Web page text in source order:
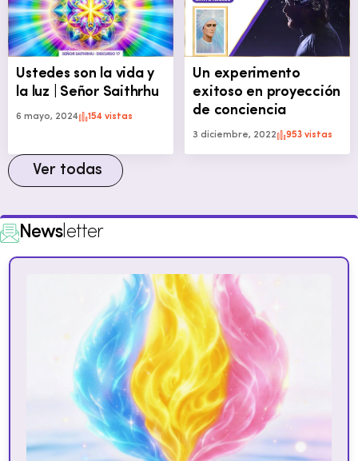
Ustedes son la vida y
la luz | Señor Saithrhu
6 mayo, 2024 154 vistas
Un experimento
exitoso en proyección
de conciencia
3 diciembre, 2022 953 vistas
Ver todas
Newsletter